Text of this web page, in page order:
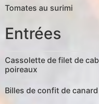
Tomates au surimi
Entrées
Cassolette de filet de
poireaux
Billes de confit de